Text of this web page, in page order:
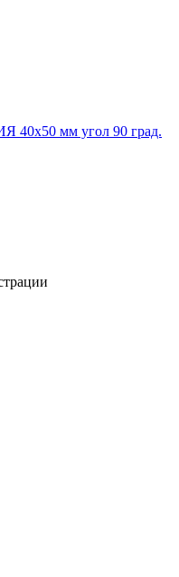
40х50 мм угол 90 град.